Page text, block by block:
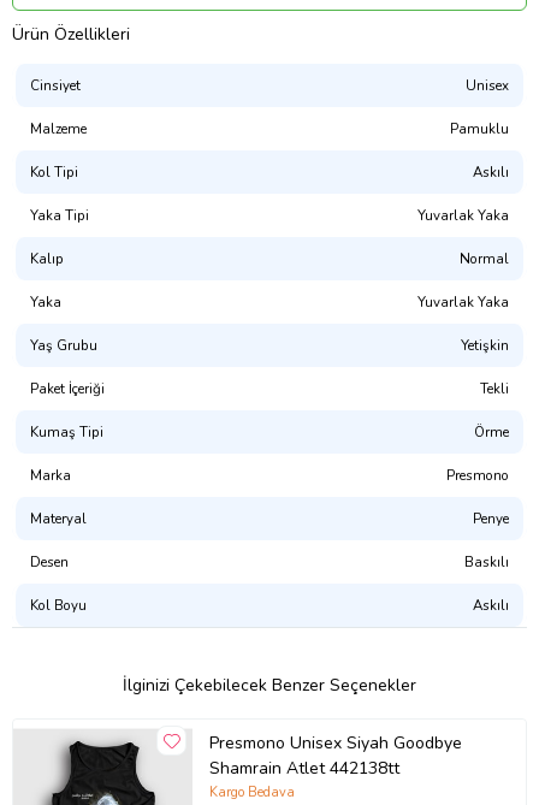
Presmono
Kalıp:Normal Kesim (Unisex. Hem Erkek Hem Kadın Giyime
Uygundur)
%100 Pamuklu. 1. Kalite Penye
(NOT: Uygun bedeni bulamadınız mı? Mağaza sayfamızda
sertifikalı, CPSIA uyumlu, GOTS onaylı, Su Bazlı Pigment Boya)
Tasarımı Şu Ürünlerde Satın Alabilirsiniz:
Atlet
Kapşonsuz Sweatshirt
Kapşonlu Sweatshirt
Fermuarlı Kapşonlu Sweatshirt
Ürün Özellikleri
Cinsiyet Unisex
Malzeme Pamuklu
Kol Tipi Askılı
Yaka Tipi Yuvarlak Yaka
Kalıp Normal
Yaka Yuvarlak Yaka
Yaş Grubu Yetişkin
Paket İçeriği Tekli
Kumaş Tipi Örme
Marka Presmono
Materyal Penye
Desen Baskılı
Kol Boyu Askılı
İlginizi Çekebilecek Benzer Seçenekler
Presmono Unisex Siyah Goodbye
Shamrain Atlet 442138tt
Kargo Bedava